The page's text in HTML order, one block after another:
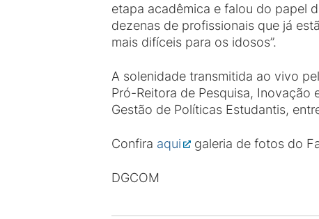
etapa acadêmica e falou do papel
dezenas de profissionais que já
mais difíceis para os idosos”.
A solenidade transmitida ao vivo
Pró-Reitora de Pesquisa, Inovação
Gestão de Políticas Estudantis,
Confira aqui galeria de fotos do
DGCOM